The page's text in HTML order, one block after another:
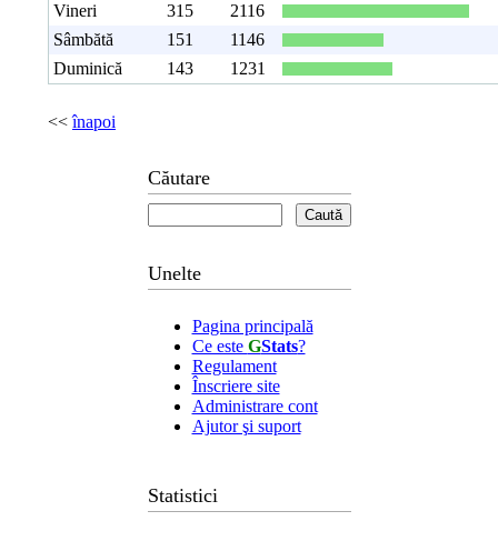
Căutare
Unelte
Pagina principală
Ce este GStats?
Regulament
Înscriere site
Administrare cont
Ajutor şi suport
Statistici
Vineri
315
2116
Sâmbătă
151
1146
Duminică
143 1231
<<înapoi